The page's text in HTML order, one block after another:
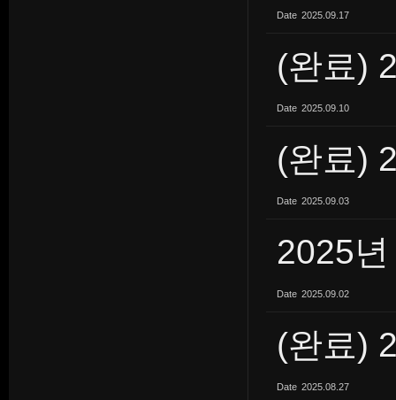
Date 2025.09.17
(완료)
Date 2025.09.10
(완료)
Date 2025.09.03
2025
Date 2025.09.02
(완료)
Date 2025.08.27